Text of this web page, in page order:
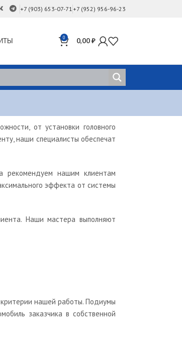
+7 (903) 653-07-71 +7 (952) 956-96-23
0 0,00₽
от установки головного
наши специалисты обеспечат
рекомендуем нашим клиентам
эффекта от системы
Наши мастера выполняют
критерии нашей работы. Подиумы
заказчика в собственной